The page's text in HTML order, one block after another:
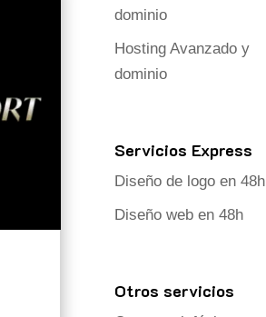
dominio
Hosting Avanzado y
dominio
Servicios Express
Diseño de logo en 48h
Diseño web en 48h
Otros servicios